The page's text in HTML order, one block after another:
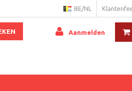
BE/NL
Aanmelden